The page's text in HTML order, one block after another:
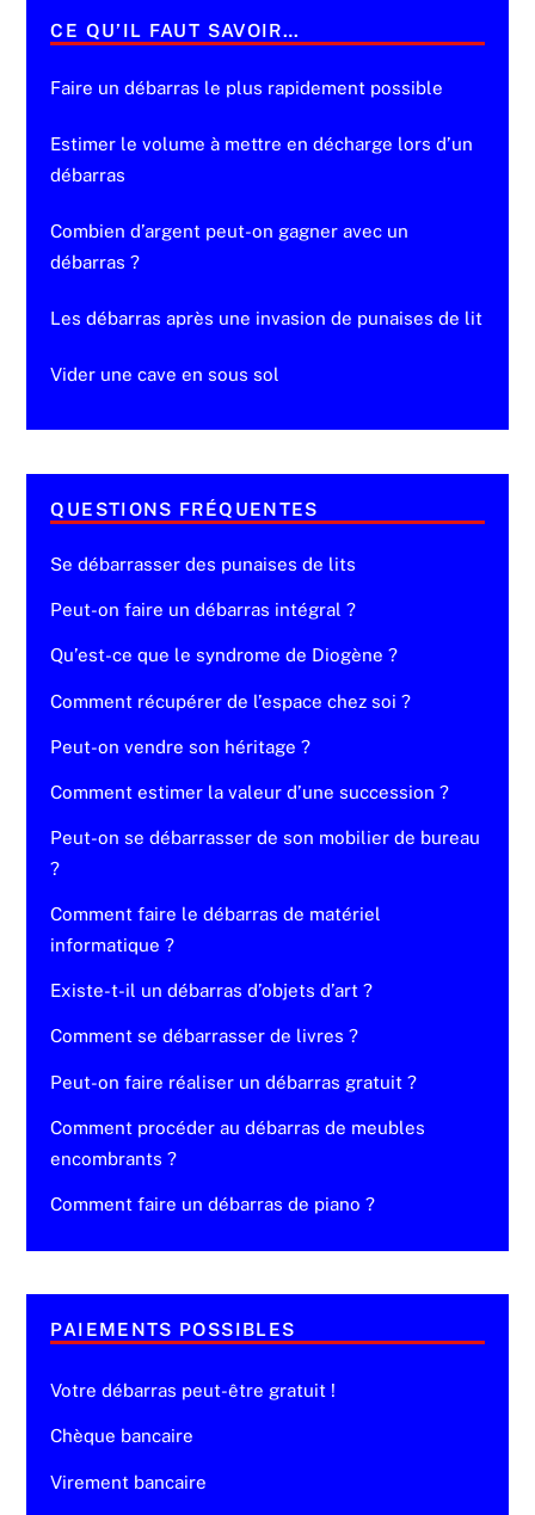
CE QU’IL FAUT SAVOIR…
Faire un débarras le plus rapidement possible
Estimer le volume à mettre en décharge lors d’un
débarras
Combien d’argent peut-on gagner avec un
débarras ?
Les débarras après une invasion de punaises de lit
Vider une cave en sous sol
QUESTIONS FRÉQUENTES
Se débarrasser des punaises de lits
Peut-on faire un débarras intégral ?
Qu’est-ce que le syndrome de Diogène ?
Comment récupérer de l’espace chez soi ?
Peut-on vendre son héritage ?
Comment estimer la valeur d’une succession ?
Peut-on se débarrasser de son mobilier de bureau
?
Comment faire le débarras de matériel
informatique ?
Existe-t-il un débarras d’objets d’art ?
Comment se débarrasser de livres ?
Peut-on faire réaliser un débarras gratuit ?
Comment procéder au débarras de meubles
encombrants ?
Comment faire un débarras de piano ?
PAIEMENTS POSSIBLES
Votre débarras peut-être gratuit !
Chèque bancaire
Virement bancaire